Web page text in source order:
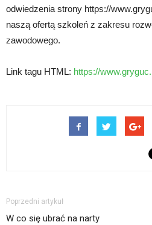
odwiedzenia strony https://
naszą ofertą szkoleń z zakresu
zawodowego.
Link tagu HTML: https://
Poprzedni artykuł
W co się ubrać na narty